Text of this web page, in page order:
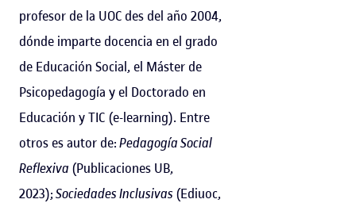
profesor de la UOC des del año 2004,
dónde imparte docencia en el grado
de Educación Social, el Máster de
Psicopedagogía y el Doctorado en
Educación y TIC (e-learning). Entre
otros es autor de:Pedagogía Social
Reflexiva (Publicaciones UB,
2023);Sociedades Inclusivas (Ediuoc,